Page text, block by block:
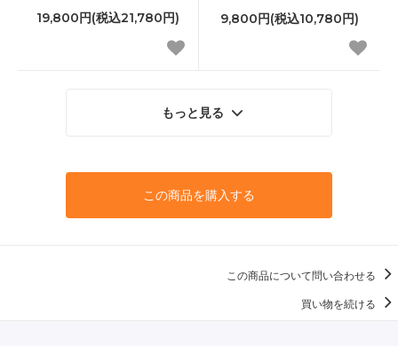
19,800円(税込21,780円) 9,800円(税込10,780円)
もっと見る
この商品を購入する
この商品について問い合わせる
買い物を続ける